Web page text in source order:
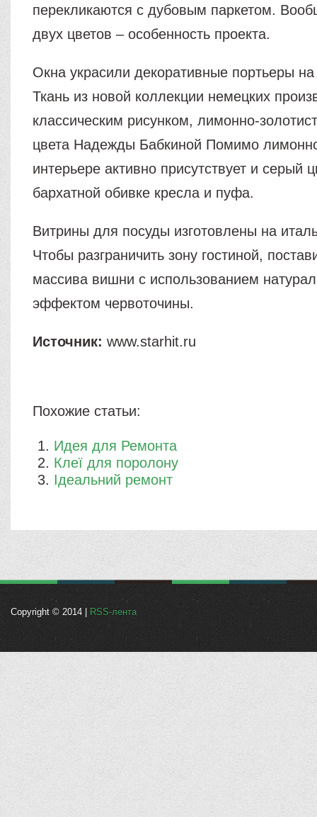
перекликаются с дубовым паркетом.
двух цветов – особенность проекта.
Окна украсили декоративные портьеры
Ткань из новой коллекции немецких
классическим рисунком, лимонно-
цвета Надежды Бабкиной Помимо
интерьере активно присутствует и серый
бархатной обивке кресла и пуфа.
Витрины для посуды изготовлены на
Чтобы разграничить зону гостиной,
массива вишни с использованием
эффектом червоточины.
Источник: www.starhit.ru
Похожие статьи:
Идея для Ремонта
Клеї для поролону
Ідеальний ремонт
Copyright © 2014 | RSS-лента